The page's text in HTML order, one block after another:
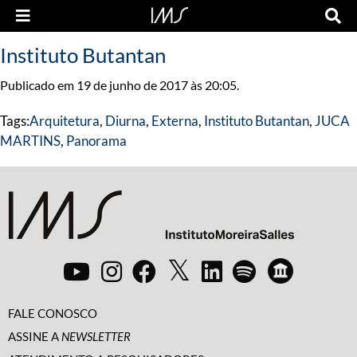
Instituto Butantan
Publicado em 19 de junho de 2017 às 20:05.
Tags:Arquitetura, Diurna, Externa, Instituto Butantan, JUCA
MARTINS, Panorama
FALE CONOSCO
ASSINE A NEWSLETTER